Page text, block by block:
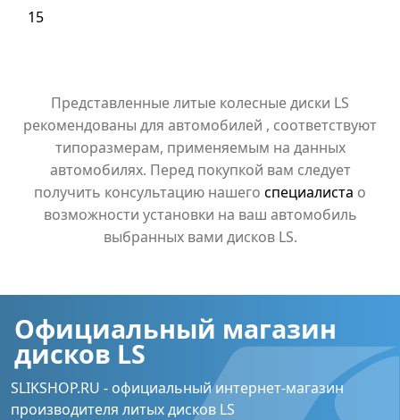
15
Представленные литые колесные диски LS
рекомендованы для автомобилей , соответствуют
типоразмерам, применяемым на данных
автомобилях. Перед покупкой вам следует
получить консультацию нашего специалиста о
возможности установки на ваш автомобиль
выбранных вами дисков LS.
Официальный магазин
дисков LS
SLIKSHOP.RU - официальный интернет-магазин
производителя литых дисков LS